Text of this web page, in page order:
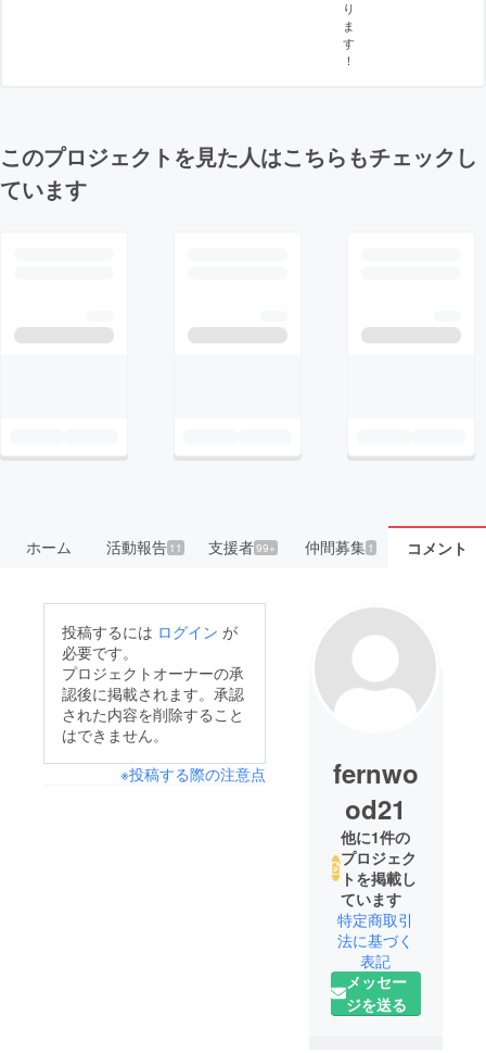
り
ま
す
！
このプロジェクトを見た人はこちらもチェックし
ています
ホーム 活動報告11 支援者99+ 仲間募集 1 コメント
投稿するには ログイン が
必要です。
プロジェクトオーナーの承
認後に掲載されます。承認
された内容を削除すること
はできません。
※投稿する際の注意点
fernwo
od21
他に1件の
プロジェク
トを掲載し
ています
特定商取引
法に基づく
表記
メッセー
ジを送る